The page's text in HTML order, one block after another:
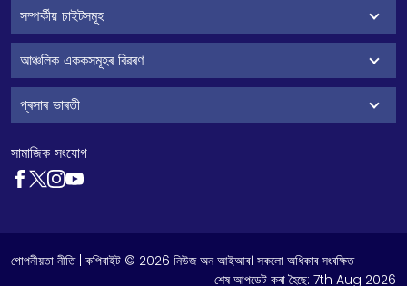
সম্পৰ্কীয় চাইটসমূহ
আঞ্চলিক এককসমূহৰ বিৱৰণ
প্ৰসাৰ ভাৰতী
সামাজিক সংযোগ
গোপনীয়তা নীতি| কপিৰাইট © 2026 নিউজ অন আইআৰ। সকলো অধিকাৰ সংৰক্ষিত
শেষ আপডেট কৰা হৈছে: 7th Aug 2026